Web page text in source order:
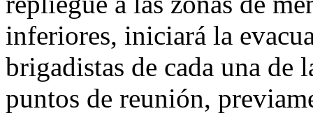
inferiores, iniciará la
brigadistas de cada una de
puntos de reunión,